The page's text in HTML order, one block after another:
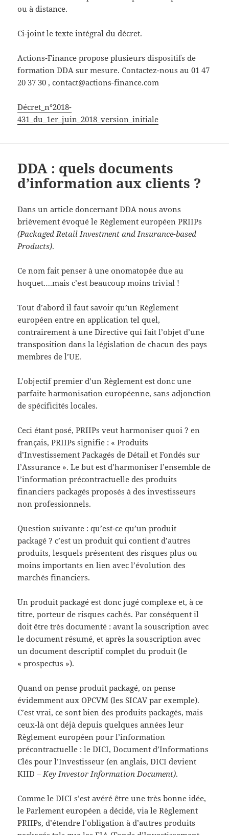
ou à distance.
Ci-joint le texte intégral du décret.
Actions-Finance propose plusieurs dispositifs de
formation DDA sur mesure. Contactez-nous au 01 47
20 37 30 , contact@actions-finance.com
Décret_n°2018-
431_du_1er_juin_2018_version_initiale
DDA : quels documents
d’information aux clients ?
Dans un article doncernant DDA nous avons
brièvement évoqué le Règlement européen PRIIPs
(Packaged Retail Investment and Insurance-based
Products).
Ce nom fait penser à une onomatopée due au
hoquet….mais c’est beaucoup moins trivial !
Tout d’abord il faut savoir qu’un Règlement
européen entre en application tel quel,
contrairement à une Directive qui fait l’objet d’une
transposition dans la législation de chacun des pays
membres de l’UE.
L’objectif premier d’un Règlement est donc une
parfaite harmonisation européenne, sans adjonction
de spécificités locales.
Ceci étant posé, PRIIPs veut harmoniser quoi ? en
français, PRIIPs signifie : « Produits
d’Investissement Packagés de Détail et Fondés sur
l’Assurance ». Le but est d’harmoniser l’ensemble de
l’information précontractuelle des produits
financiers packagés proposés à des investisseurs
non professionnels.
Question suivante : qu’est-ce qu’un produit
packagé ? c’est un produit qui contient d’autres
produits, lesquels présentent des risques plus ou
moins importants en lien avec l’évolution des
marchés financiers.
Un produit packagé est donc jugé complexe et, à ce
titre, porteur de risques cachés. Par conséquent il
doit être très documenté : avant la souscription avec
le document résumé, et après la souscription avec
un document descriptif complet du produit (le
« prospectus »).
Quand on pense produit packagé, on pense
évidemment aux OPCVM (les SICAV par exemple).
C’est vrai, ce sont bien des produits packagés, mais
ceux-là ont déjà depuis quelques années leur
Règlement européen pour l’information
précontractuelle : le DICI, Document d’Informations
Clés pour l’Investisseur (en anglais, DICI devient
KIID – Key Investor Information Document).
Comme le DICI s’est avéré être une très bonne idée,
le Parlement européen a décidé, via le Règlement
PRIIPs, d’étendre l’obligation à d’autres produits